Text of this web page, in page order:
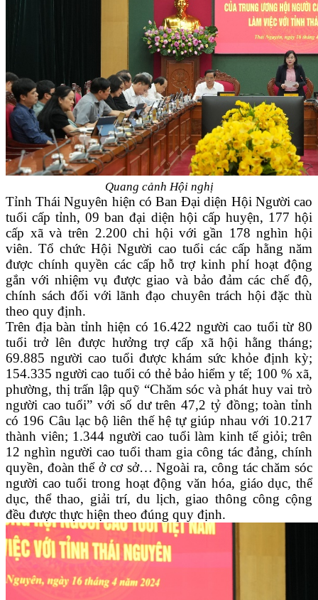
Quang cảnh Hội nghị
Tỉnh Thái Nguyên hiện có Ban Đại diện Hội Người cao
tuổi cấp tỉnh, 09 ban đại diện hội cấp huyện, 177 hội
cấp xã và trên 2.200 chi hội với gần 178 nghìn hội
viên. Tổ chức Hội Người cao tuổi các cấp hằng năm
được chính quyền các cấp hỗ trợ kinh phí hoạt động
gắn với nhiệm vụ được giao và bảo đảm các chế độ,
chính sách đối với lãnh đạo chuyên trách hội đặc thù
theo quy định.
Trên địa bàn tỉnh hiện có 16.422 người cao tuổi từ 80
tuổi trở lên được hưởng trợ cấp xã hội hằng tháng;
69.885 người cao tuổi được khám sức khỏe định kỳ;
154.335 người cao tuổi có thẻ bảo hiểm y tế; 100 % xã,
phường, thị trấn lập quỹ “Chăm sóc và phát huy vai trò
người cao tuổi” với số dư trên 47,2 tỷ đồng; toàn tỉnh
có 196 Câu lạc bộ liên thế hệ tự giúp nhau với 10.217
thành viên; 1.344 người cao tuổi làm kinh tế giỏi; trên
12 nghìn người cao tuổi tham gia công tác đảng, chính
quyền, đoàn thể ở cơ sở… Ngoài ra, công tác chăm sóc
người cao tuổi trong hoạt động văn hóa, giáo dục, thể
dục, thể thao, giải trí, du lịch, giao thông công cộng
đều được thực hiện theo đúng quy định.